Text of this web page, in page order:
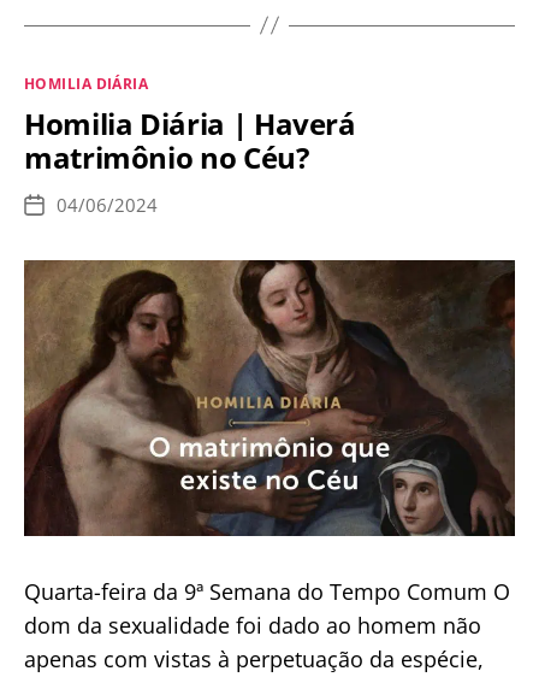
|
sentido
o
Deus
está
próximo?
(Quinta-
feira
da
9.ª
Sem.
do
Comum)
Categorias
HOMILIA DIÁRIA
Homilia Diária | Haverá
matrimônio no Céu?
Data
publicação
04/06/2024
Quarta-feira da 9ª Semana do Tempo Comum O
dom da sexualidade foi dado ao homem não
apenas com vistas à perpetuação da espécie,